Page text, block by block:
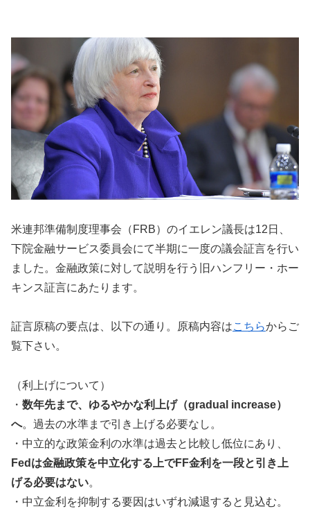
米連邦準備制度理事会（FRB）のイエレン議長は12日、
下院金融サービス委員会にて半期に一度の議会証言を行い
ました。金融政策に対して説明を行う旧ハンフリー・ホー
キンス証言にあたります。
証言原稿の要点は、以下の通り。原稿内容はこちらからご
覧下さい。
（利上げについて）
・ 数年先まで、ゆるやかな利上げ（gradual increase）
へ。過去の水準まで引き上げる必要なし。
・中立的な政策金利の水準は過去と比較し低位にあり、
Fedは金融政策を中立化する上でFF金利を一段と引き上
げる必要はない。
・中立金利を抑制する要因はいずれ減退すると見込む。